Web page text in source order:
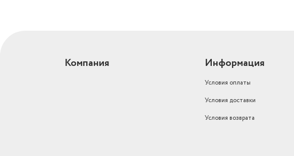
Компания Информация
Условия оплаты
Условия доставки
Условия возврата